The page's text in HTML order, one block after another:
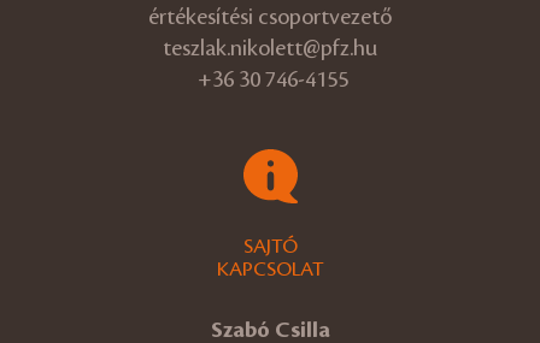
értékesítési csoportvezető
teszlak.nikolett@pfz.hu
+36 30 746-4155
SAJTÓ
KAPCSOLAT
Szabó Csilla